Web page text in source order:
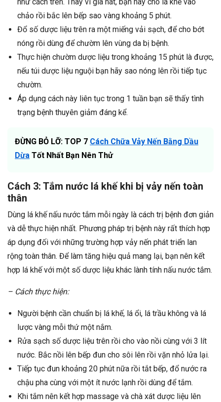
như cách trên. Thay vì giã nát, bạn hãy cho lá khế vào
chảo rồi bắc lên bếp sao vàng khoảng 5 phút.
Đổ số dược liệu trên ra một miếng vải sạch, để cho bớt
nóng rồi dùng để chườm lên vùng da bị bệnh.
Thực hiện chườm dược liệu trong khoảng 15 phút là được,
nếu túi dược liệu nguội bạn hãy sao nóng lên rồi tiếp tục
chườm.
Áp dụng cách này liên tục trong 1 tuần bạn sẽ thấy tình
trạng bệnh thuyên giảm đáng kể.
ĐỪNG BỎ LỠ: TOP 7 Cách Chữa Vảy Nến Bằng Dầu
Dừa Tốt Nhất Bạn Nên Thử
Cách 3: Tắm nước lá khế khi bị vảy nến toàn
thân
Dùng lá khế nấu nước tắm mỗi ngày là cách trị bệnh đơn giản
và dễ thực hiện nhất. Phương pháp trị bệnh này rất thích hợp
áp dụng đối với những trường hợp vảy nến phát triển lan
rộng toàn thân. Để làm tăng hiệu quả mang lại, bạn nên kết
hợp lá khế với một số dược liệu khác lành tính nấu nước tắm.
– Cách thực hiện:
Người bệnh cần chuẩn bị lá khế, lá ổi, lá trầu không và lá
lược vàng mỗi thứ một nắm.
Rửa sạch số dược liệu trên rồi cho vào nồi cùng với 3 lít
nước. Bắc nồi lên bếp đun cho sôi lên rồi vặn nhỏ lửa lại.
Tiếp tục đun khoảng 20 phút nữa rồi tắt bếp, đổ nước ra
chậu pha cùng với một ít nước lạnh rồi dùng để tắm.
Khi tắm nên kết hợp massage và chà xát dược liệu lên